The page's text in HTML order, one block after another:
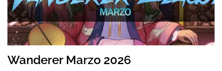
Wanderer Marzo 2026